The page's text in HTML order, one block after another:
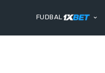
FUDBAL